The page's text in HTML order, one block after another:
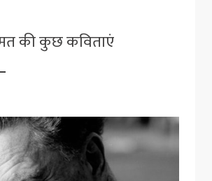
की कुछ कविताएं